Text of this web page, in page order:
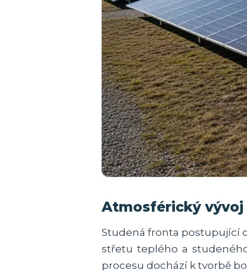
Atmosférický
Studená fronta postupující
střetu teplého a
procesu dochází k tvorbě